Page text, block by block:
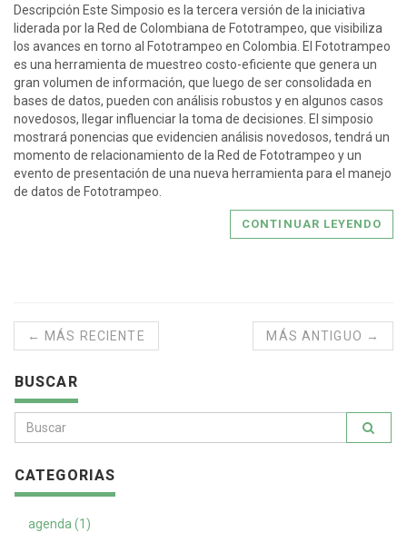
Descripción Este Simposio es la tercera versión de la iniciativa
liderada por la Red de Colombiana de Fototrampeo, que visibiliza
los avances en torno al Fototrampeo en Colombia. El Fototrampeo
es una herramienta de muestreo costo-eficiente que genera un
gran volumen de información, que luego de ser consolidada en
bases de datos, pueden con análisis robustos y en algunos casos
novedosos, llegar influenciar la toma de decisiones. El simposio
mostrará ponencias que evidencien análisis novedosos, tendrá un
momento de relacionamiento de la Red de Fototrampeo y un
evento de presentación de una nueva herramienta para el manejo
de datos de Fototrampeo.
CONTINUAR LEYENDO
← MÁS RECIENTE MÁS ANTIGUO →
BUSCAR
CATEGORIAS
agenda (1)